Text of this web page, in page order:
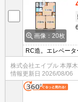
画像：20枚
RC造。エレベー
m。セブンイレブ
m。スーパーへ
株式会社エイブル 本厚
情報更新日 2026/08/06